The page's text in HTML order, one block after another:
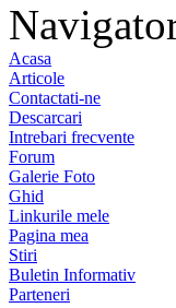
Acasa
Articole
Contactati-ne
Descarcari
Intrebari frecvente
Forum
Galerie Foto
Ghid
Linkurile mele
Pagina mea
Stiri
Buletin Informativ
Parteneri